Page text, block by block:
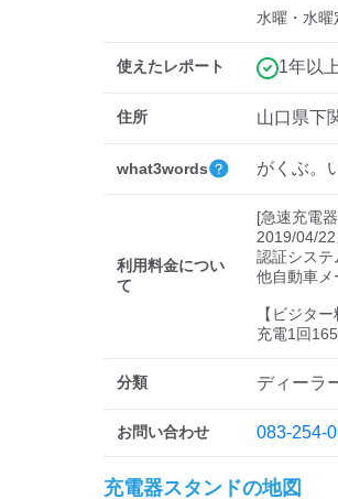
水曜・水曜
使えたレポート 1年以
住所 山口県下
what3words がくぶ。
利用料金につい
て
[急速充電
2019/04/22
認証シス
他自動車メ
【ビジタ
充電1回
分類 ディーラ
お問い合わせ 083-254-
充電器スタンドの地図